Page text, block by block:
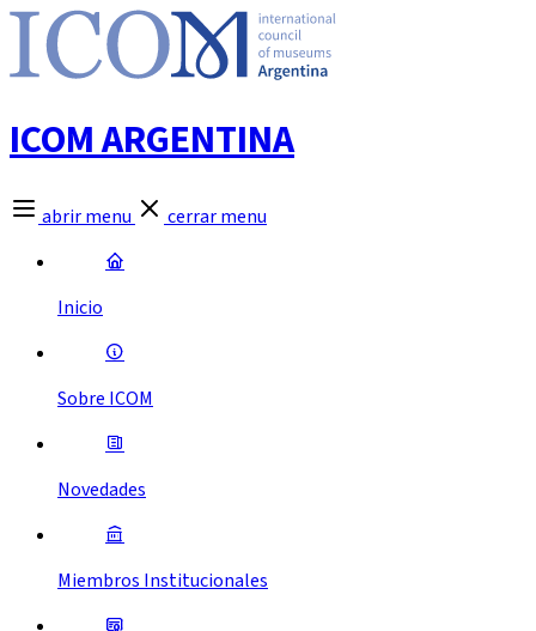
ICOM ARGENTINA
abrir menu cerrar menu
Inicio
Sobre ICOM
Novedades
Miembros Institucionales